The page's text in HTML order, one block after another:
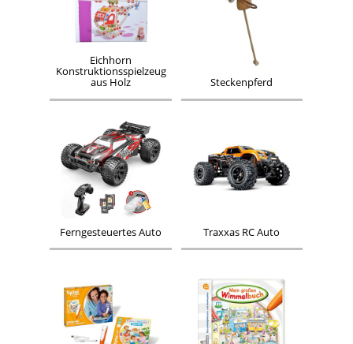
Eichhorn
Konstruktionsspielzeug
aus Holz
Steckenpferd
Ferngesteuertes Auto Traxxas RC Auto